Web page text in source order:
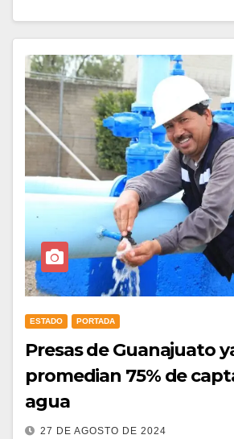
ESTADO PORTADA
Presas de Guanajuato
promedian 75% de
agua
27 DE AGOSTO DE 2024